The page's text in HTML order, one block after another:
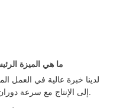
ما هي الميزة
لدينا خبرة عالية في العمل